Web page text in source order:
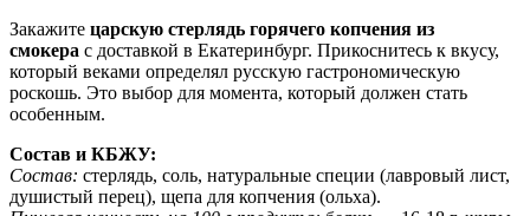
Закажите царскую стерлядь горячего копчения из
смокера с доставкой в Екатеринбург. Прикоснитесь к вкусу,
который веками определял русскую гастрономическую
роскошь. Это выбор для момента, который должен стать
особенным.
Состав и КБЖУ:
Состав: стерлядь, соль, натуральные специи (лавровый лист,
душистый перец), щепа для копчения (ольха).